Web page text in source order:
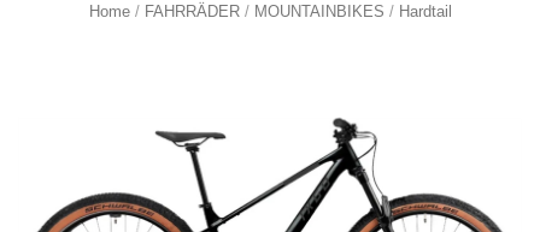
Home/ FAHRRÄDER/ MOUNTAINBIKES / Hardtail